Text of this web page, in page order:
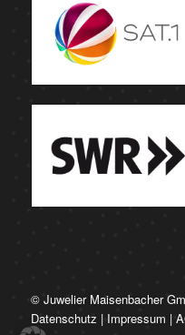
© Juwelier Maisenbacher
Datenschutz | Impressum |